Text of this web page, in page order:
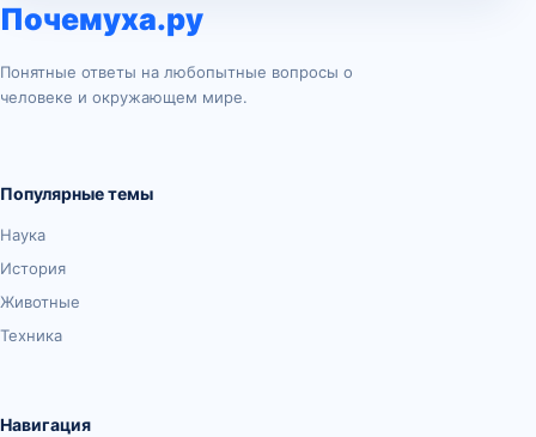
Почемуха.ру
Понятные ответы на любопытные вопросы о
человеке и окружающем мире.
Популярные темы
Наука
История
Животные
Техника
Навигация